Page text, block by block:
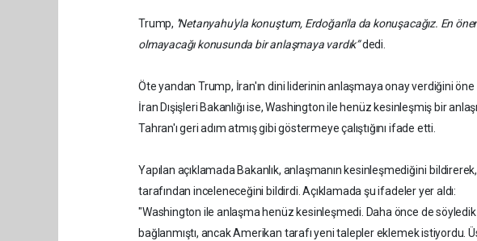
Trump, ''Netanyahu'yla konuştum, Erdoğan'la da konuşacağız. En
olmayacağı konusunda bir anlaşmaya vardık”dedi.
Öte yandan Trump, İran'ın dini liderinin anlaşmaya onay verdiğini öne
İran Dışişleri Bakanlığı ise, Washington ile henüz kesinleşmiş bir
Tahran'ı geri adım atmış gibi göstermeye çalıştığını ifade etti.
Yapılan açıklamada Bakanlık, anlaşmanın kesinleşmediğini
tarafından inceleneceğini bildirdi. Açıklamada şu ifadeler yer aldı:
"Washington ile anlaşma henüz kesinleşmedi. Daha önce de
bağlanmıştı, ancak Amerikan tarafı yeni talepler eklemek istiyordu.